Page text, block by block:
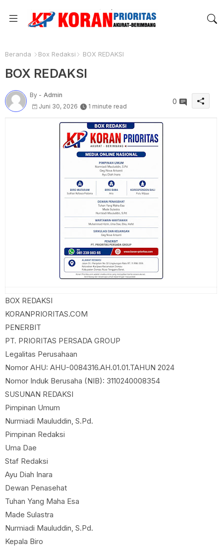
Beranda Box Redaksi BOX REDAKSI
BOX REDAKSI
By - Admin
Juni 30, 2026
1 minute read
0
BOX REDAKSI
KORANPRIORITAS.COM
PENERBIT
PT. PRIORITAS PERSADA GROUP
Legalitas Perusahaan
Nomor AHU: AHU-0084316.AH.01.01.TAHUN 2024
Nomor Induk Berusaha (NIB): 3110240008354
SUSUNAN REDAKSI
Pimpinan Umum
Nurmiadi Mauluddin, S.Pd.
Pimpinan Redaksi
Uma Dae
Staf Redaksi
Ayu Diah Inara
Dewan Penasehat
Tuhan Yang Maha Esa
Made Sulastra
Nurmiadi Mauluddin, S.Pd.
Kepala Biro